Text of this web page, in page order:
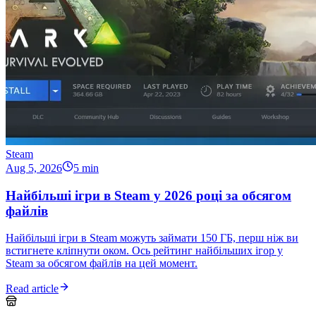
Steam
Aug 5, 2026
5 min
Найбільші ігри в Steam у 2026 році за обсягом
файлів
Найбільші ігри в Steam можуть займати 150 ГБ, перш ніж ви
встигнете кліпнути оком. Ось рейтинг найбільших ігор у
Steam за обсягом файлів на цей момент.
Read article